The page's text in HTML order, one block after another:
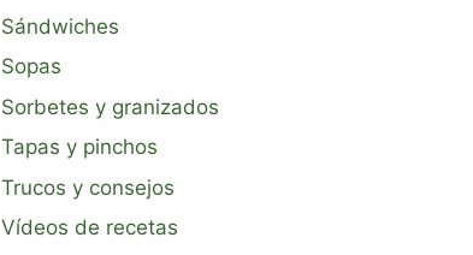
Sándwiches
Sopas
Sorbetes y granizados
Tapas y pinchos
Trucos y consejos
Vídeos de recetas